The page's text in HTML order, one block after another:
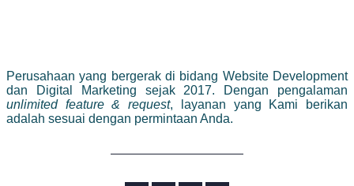
Perusahaan yang bergerak di bidang Website Development
dan Digital Marketing sejak 2017. Dengan pengalaman
unlimited feature & request, layanan yang Kami berikan
adalah sesuai dengan permintaan Anda.